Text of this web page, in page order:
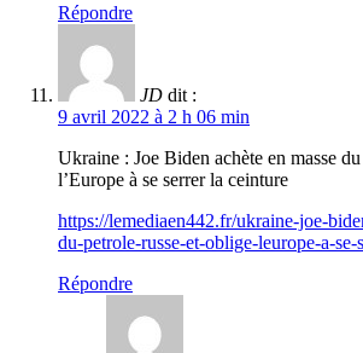
Répondre
JD dit :
9 avril 2022 à 2 h 06 min
Ukraine : Joe Biden achète en masse
l’Europe à se serrer la ceinture
https://lemediaen442.fr/ukraine-joe-
du-petrole-russe-et-oblige-leurope-a-se-
Répondre